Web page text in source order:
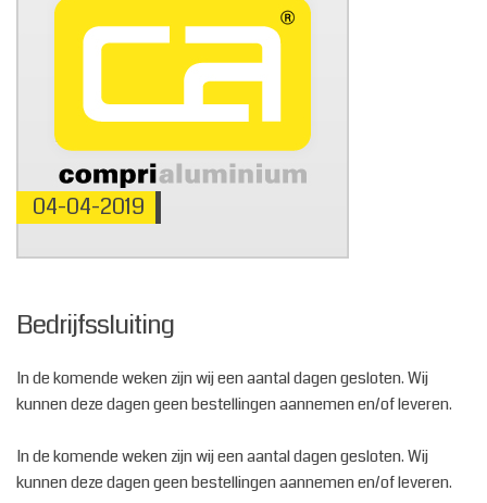
Bedrijfssluiting
04-04-2019
In de komende weken zijn wij een aantal dagen gesloten. Wij
kunnen deze dagen geen bestellingen aannemen en/of leveren.
In de komende weken zijn wij een aantal dagen gesloten. Wij
kunnen deze dagen geen bestellingen aannemen en/of leveren.